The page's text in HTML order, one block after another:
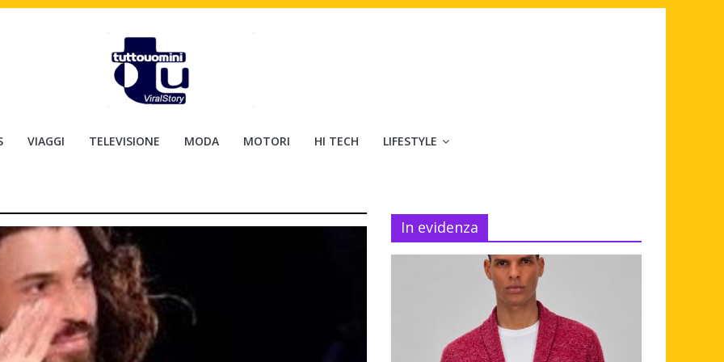
VIAGGI TELEVISIONE MODA MOTORI HI TECH LIFESTYLE
In evidenza